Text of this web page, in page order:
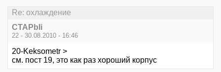
Re: охлаждение
CTAPbIi
22 - 30.08.2010 - 16:46
20-Keksometr >
см. пост 19, это как раз хороший корпус